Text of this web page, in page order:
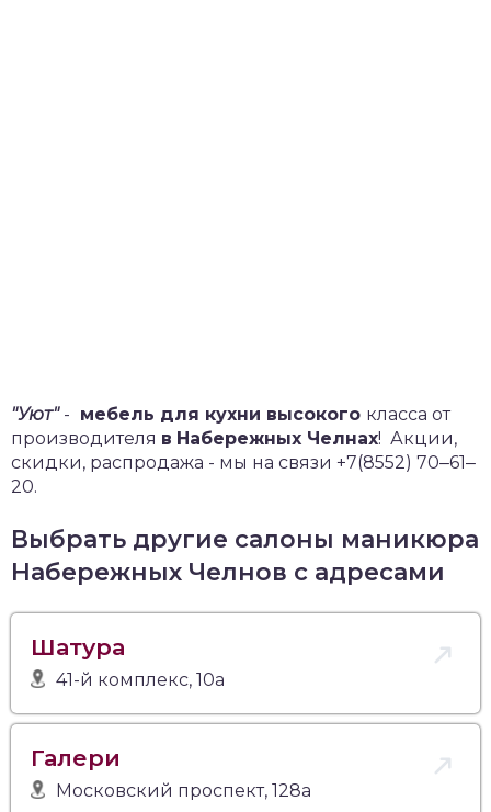
"Уют"- мебель для кухни высокого класса от
производителя в Набережных Челнах! Акции,
скидки, распродажа - мы на связи +7(8552) 70‒61‒
20.
Выбрать другие салоны маникюра
Набережных Челнов с адресами
Шатура
41-й комплекс, 10а
Галери
Московский проспект, 128а